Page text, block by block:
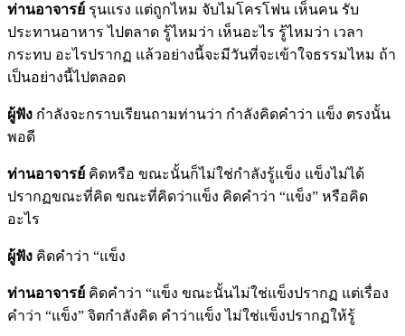
ท่านอาจารย์ รุนแรง แต่ถูกไหม จับไมโครโฟน เห็นคน รับ
ประทานอาหาร ไปตลาด รู้ไหมว่า เห็นอะไร รู้ไหมว่า เวลา
กระทบ อะไรปรากฏ แล้วอย่างนี้จะมีวันที่จะเข้าใจธรรมไหม ถ้า
เป็นอย่างนี้ไปตลอด
ผู้ฟัง กำลังจะกราบเรียนถามท่านว่า กำลังคิดคำว่า แข็ง ตรงนั้น
พอดี
ท่านอาจารย์ คิดหรือ ขณะนั้นก็ไม่ใช่กำลังรู้แข็ง แข็งไม่ได้
ปรากฏขณะที่คิด ขณะที่คิดว่าแข็ง คิดคำว่า “แข็ง” หรือคิด
อะไร
ผู้ฟัง คิดคำว่า “แข็ง
ท่านอาจารย์ คิดคำว่า “แข็ง ขณะนั้นไม่ใช่แข็งปรากฏ แต่เรื่อง
คำว่า “แข็ง” จิตกำลังคิด คำว่าแข็ง ไม่ใช่แข็งปรากฏให้รู้